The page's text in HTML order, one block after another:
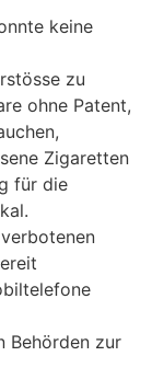
keine
zu
ohne Patent,
Zigaretten
für die
Behörden zur